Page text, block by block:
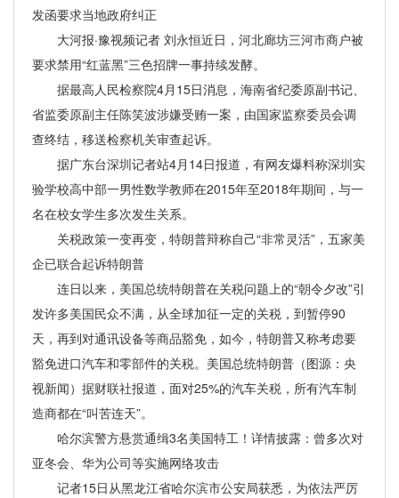
发函要求当地政府纠正
大河报·豫视频记者 刘永恒近日，河北廊坊三河市商户被
要求禁用“红蓝黑”三色招牌一事持续发酵。
据最高人民检察院4月15日消息，海南省纪委原副书记、
省监委原副主任陈笑波涉嫌受贿一案，由国家监察委员会调
查终结，移送检察机关审查起诉。
据广东台深圳记者站4月14日报道，有网友爆料称深圳实
验学校高中部一男性数学教师在2015年至2018年期间，与一
名在校女学生多次发生关系。
关税政策一变再变，特朗普辩称自己“非常灵活”，五家美
企已联合起诉特朗普
连日以来，美国总统特朗普在关税问题上的“朝令夕改”引
发许多美国民众不满，从全球加征一定的关税，到暂停90
天，再到对通讯设备等商品豁免，如今，特朗普又称考虑要
豁免进口汽车和零部件的关税。美国总统特朗普（图源：央
视新闻）据财联社报道，面对25%的汽车关税，所有汽车制
造商都在“叫苦连天”。
哈尔滨警方悬赏通缉3名美国特工！详情披露：曾多次对
亚冬会、华为公司等实施网络攻击
记者15日从黑龙江省哈尔滨市公安局获悉，为依法严厉